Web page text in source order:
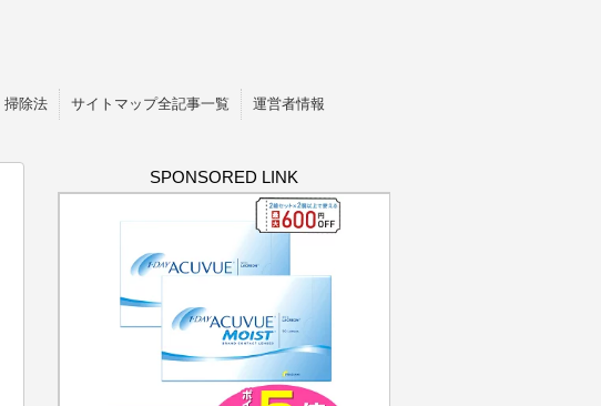
掃除法 サイトマップ全記事一覧
運営者情報
SPONSORED LINK